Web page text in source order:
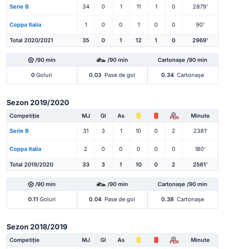
Serie B 34 0 1 11 1 0 2879'
Coppa Italia 1 0 0 1 0 0 90'
Total 2020/2021 35 0 1 12 1 0 2969'
/90 min /90 min Cartonașe /90 min
0 Goluri 0.03 Pase de gol 0.34 Cartonașe
Sezon 2019/2020
Competiție MJ Gl As PEN Minute
Serie B 31 3 1 10 0 2 2381'
Coppa Italia 2 0 0 0 0 0 180'
Total 2019/2020 33 3 1 10 0 2 2561'
/90 min /90 min Cartonașe /90 min
0.11 Goluri 0.04 Pase de gol 0.38 Cartonașe
Sezon 2018/2019
Competiție MJ Gl As PEN Minute